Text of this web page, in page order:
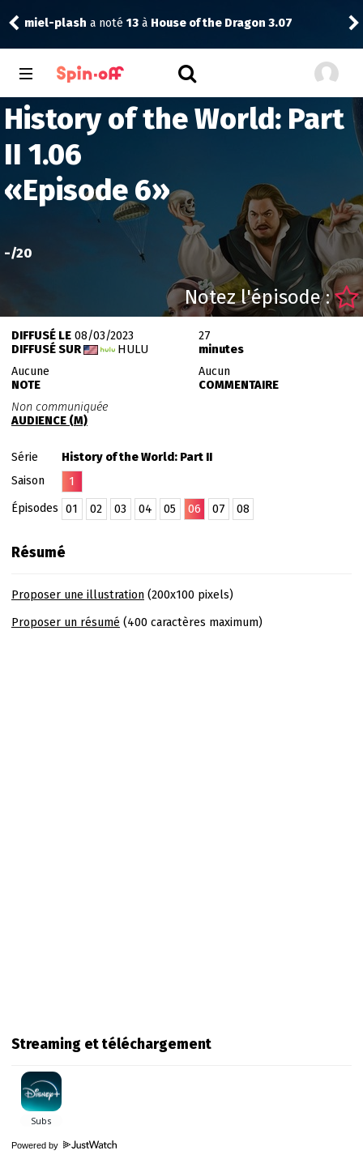
miel-plash a noté 13 à House of the Dragon 3.07
History of the World: Part
II 1.06
«Episode 6»
-/20
Notez l'épisode :
DIFFUSÉ LE08/03/2023
DIFFUSÉ SUR
HULU
27
minutes
Aucune
NOTE
Aucun
COMMENTAIRE
Non communiquée
AUDIENCE (M)
Série
History of the World: Part II
Saison
1
Épisodes
01 02 03 04 05 06 07 08
Résumé
Proposer une illustration(200x100 pixels)
Proposer un résumé (400 caractères maximum)
Streaming et téléchargement
Powered by